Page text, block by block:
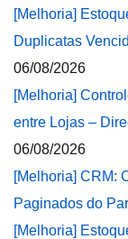
[Melhoria]
Duplicatas
06/08/2026
[Melhoria]
entre Lojas –
06/08/2026
[Melhoria] CRM:
Paginados do
[Melhoria]